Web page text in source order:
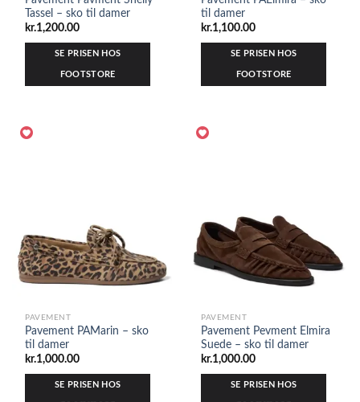
Tassel – sko til damer
kr.1,200.00
SE PRISEN HOS
FOOTSTORE
til damer
kr.1,100.00
SE PRISEN HOS
FOOTSTORE
PAVEMENT
Pavement PAMarin – sko
til damer
kr.1,000.00
SE PRISEN HOS
PAVEMENT
Pavement Pevment Elmira
Suede – sko til damer
kr.1,000.00
SE PRISEN HOS